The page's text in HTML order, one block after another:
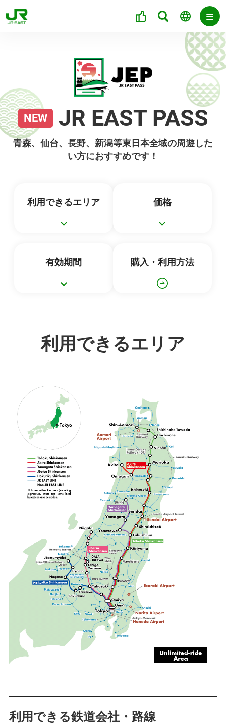
NEW JR EAST PASS
青森、仙台、長野、新潟等東日本全域の周遊した
い方におすすめです！
利用できるエリア 価格
有効期間 購入・利用方法
利用できるエリア
利用できる鉄道会社・路線